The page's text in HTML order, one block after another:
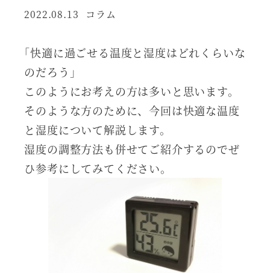
投稿日
2022.08.13 カテゴリー
コラム
｢快適に過ごせる温度と湿度はどれくらいな
のだろう｣
このようにお考えの方は多いと思います。
そのような方のために、今回は快適な温度
と湿度について解説します。
湿度の調整方法も併せてご紹介するのでぜ
ひ参考にしてみてください。